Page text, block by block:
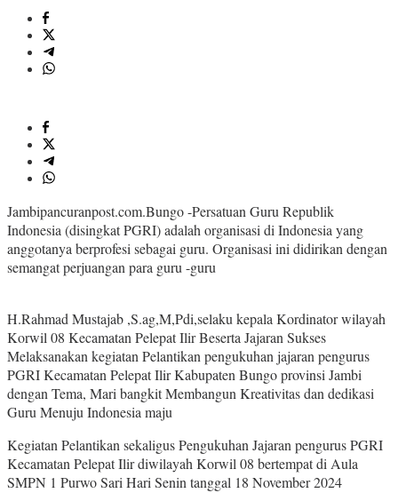
Jambipancuranpost.com.Bungo -Persatuan Guru Republik
Indonesia (disingkat PGRI) adalah organisasi di Indonesia yang
anggotanya berprofesi sebagai guru. Organisasi ini didirikan dengan
semangat perjuangan para guru -guru
H.Rahmad Mustajab ,S.ag,M,Pdi,selaku kepala Kordinator wilayah
Korwil 08 Kecamatan Pelepat Ilir Beserta Jajaran Sukses
Melaksanakan kegiatan Pelantikan pengukuhan jajaran pengurus
PGRI Kecamatan Pelepat Ilir Kabupaten Bungo provinsi Jambi
dengan Tema, Mari bangkit Membangun Kreativitas dan dedikasi
Guru Menuju Indonesia maju
Kegiatan Pelantikan sekaligus Pengukuhan Jajaran pengurus PGRI
Kecamatan Pelepat Ilir diwilayah Korwil 08 bertempat di Aula
SMPN 1 Purwo Sari Hari Senin tanggal 18 November 2024